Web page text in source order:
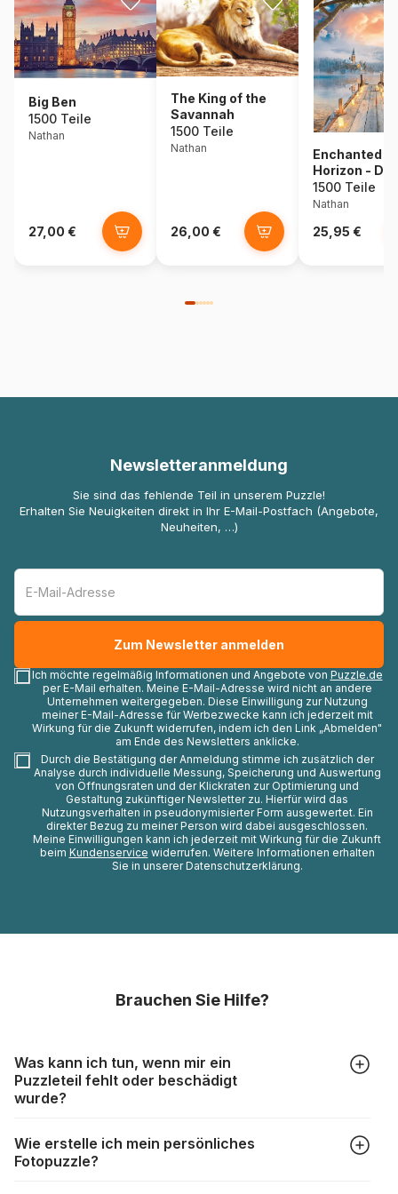
Big Ben
1500 Teile
Nathan
27,00 €
The King of the
Savannah
1500 Teile
Nathan
26,00 €
Enchanted
Horizon -
Hernandez
1500 Teile
Nathan
25,95 €
Newsletteranmeldung
Sie sind das fehlende Teil in unserem Puzzle!
Erhalten Sie Neuigkeiten direkt in Ihr E-Mail-Postfach (Angebote,
Neuheiten, …)
Ich möchte regelmäßig Informationen und Angebote von Puzzle.de
per E-Mail erhalten. Meine E-Mail-Adresse wird nicht an andere
Unternehmen weitergegeben. Diese Einwilligung zur Nutzung
meiner E-Mail-Adresse für Werbezwecke kann ich jederzeit mit
Wirkung für die Zukunft widerrufen, indem ich den Link „Abmelden"
am Ende des Newsletters anklicke.
Durch die Bestätigung der Anmeldung stimme ich zusätzlich der
Analyse durch individuelle Messung, Speicherung und Auswertung
von Öffnungsraten und der Klickraten zur Optimierung und
Gestaltung zukünftiger Newsletter zu. Hierfür wird das
Nutzungsverhalten in pseudonymisierter Form ausgewertet. Ein
direkter Bezug zu meiner Person wird dabei ausgeschlossen.
Meine Einwilligungen kann ich jederzeit mit Wirkung für die Zukunft
beim Kundenservice widerrufen. Weitere Informationen erhalten
Sie in unserer Datenschutzerklärung.
Brauchen Sie Hilfe?
Was kann ich tun, wenn mir ein
Puzzleteil fehlt oder beschädigt
wurde?
aber trotzdem kann es vorkommen, dass Teile beschädigt
werden oder verloren gehen. Mit solchen Fällen gehen
Wie erstelle ich mein persönliches
Fotopuzzle?